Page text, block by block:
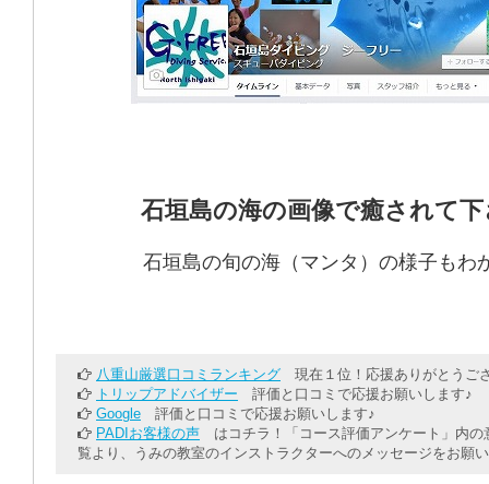
石垣島の海の画像で癒されて
石垣島の旬の海（マンタ）の様子もわ
八重山厳選口コミランキング 現在１位！応援ありがとうご
トリップアドバイザー 評価と口コミで応援お願いします♪
Google 評価と口コミで応援お願いします♪
PADIお客様の声 はコチラ！「コース評価アンケート」内の
覧より、うみの教室のインストラクターへのメッセージをお願